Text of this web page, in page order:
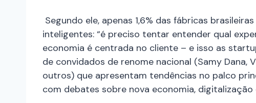
Segundo ele, apenas 1,6% das fábricas
inteligentes: “é preciso tentar entender qual
economia é centrada no cliente – e isso as
de convidados de renome nacional (Samy Dana,
outros) que apresentam tendências no palco
com debates sobre nova economia,